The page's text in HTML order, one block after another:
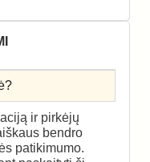
ir pirkėjų
bendro
patikimumo.